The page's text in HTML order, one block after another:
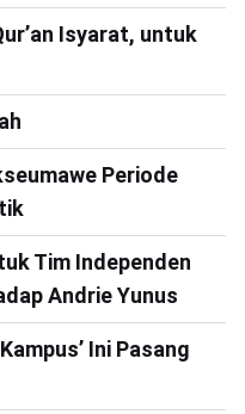
Isyarat, untuk
Periode
Tim Independen
Andrie Yunus
Ini Pasang